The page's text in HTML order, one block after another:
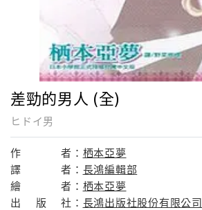
差勁的男人 (全)
ヒドイ男
作 者： 栖本亞夢
譯
者： 長鴻編輯部
繪
者： 栖本亞夢
出
版 社： 長鴻出版社股份有限公司